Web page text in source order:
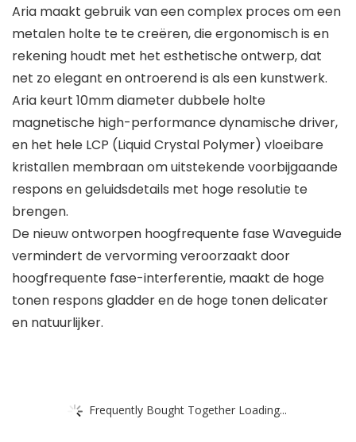
Aria maakt gebruik van een complex proces om een
metalen holte te te creëren, die ergonomisch is en
rekening houdt met het esthetische ontwerp, dat
net zo elegant en ontroerend is als een kunstwerk.
Aria keurt 10mm diameter dubbele holte
magnetische high-performance dynamische driver,
en het hele LCP (Liquid Crystal Polymer) vloeibare
kristallen membraan om uitstekende voorbijgaande
respons en geluidsdetails met hoge resolutie te
brengen.
De nieuw ontworpen hoogfrequente fase Waveguide
vermindert de vervorming veroorzaakt door
hoogfrequente fase-interferentie, maakt de hoge
tonen respons gladder en de hoge tonen delicater
en natuurlijker.
Frequently Bought Together Loading...